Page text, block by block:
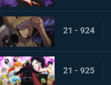
21 - 924
21 - 925